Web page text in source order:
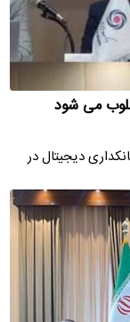
می شود
دیجیتال در